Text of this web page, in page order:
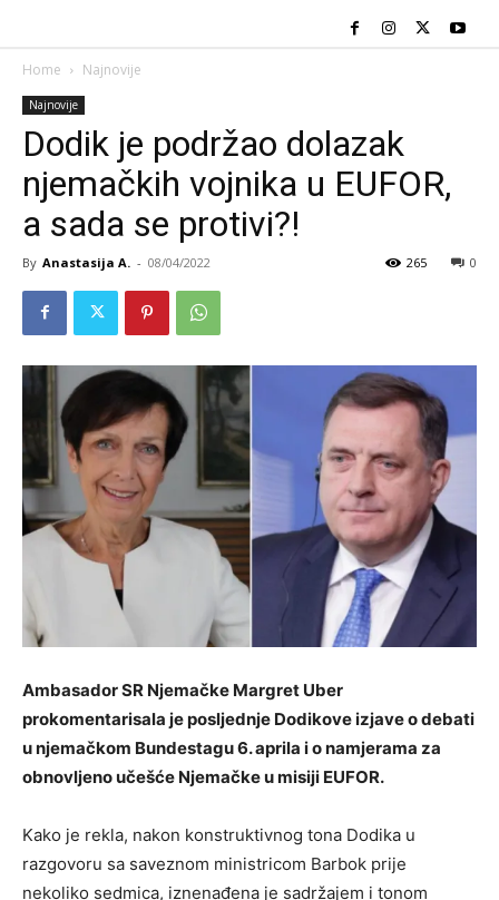
Home Najnovije
Najnovije
Dodik je podržao dolazak
njemačkih vojnika u EUFOR,
a sada se protivi?!
By Anastasija A. - 08/04/2022 0
265
Ambasador SR Njemačke Margret Uber
prokomentarisala je posljednje Dodikove izjave o debati
u njemačkom Bundestagu 6. aprila i o namjerama za
obnovljeno učešće Njemačke u misiji EUFOR.
Kako je rekla, nakon konstruktivnog tona Dodika u
razgovoru sa saveznom ministricom Barbok prije
nekoliko sedmica, iznenađena je sadržajem i tonom